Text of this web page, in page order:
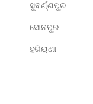
ସୁବର୍ଣ୍ଣପୁର
ସୋନପୁର
ହରିୟଣା